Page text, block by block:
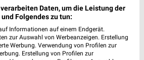
Daten, um die Leistung der
Folgendes zu tun:
Informationen auf einem Endgerät.
zur Auswahl von Werbeanzeigen. Erstellung
Werbung. Verwendung von Profilen zur
Erstellung von Profilen zur